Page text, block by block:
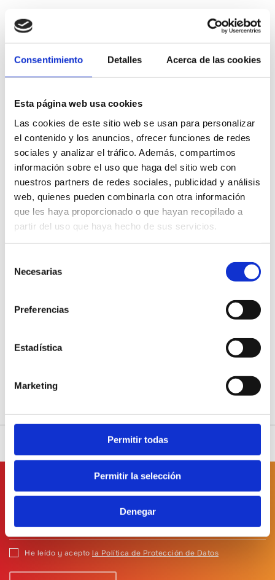
Consentimiento Detalles Acerca de las cookies
Esta página web usa cookies
Las cookies de este sitio web se usan para personalizar
el contenido y los anuncios, ofrecer funciones de redes
sociales y analizar el tráfico. Además, compartimos
información sobre el uso que haga del sitio web con
nuestros partners de redes sociales, publicidad y análisis
web, quienes pueden combinarla con otra información
que les haya proporcionado o que hayan recopilado a
partir del uso que haya hecho de sus servicios.
Necesarias
Preferencias
Estadística
Marketing
Permitir todas
Permitir la selección
Denegar
Otras empresas de interés
Mos De Bresca - Miel Ecológica
Suscríbete anuestro boletín
He leído y acepto la Política de Protección de Datos